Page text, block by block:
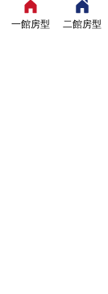
一館房型 二館房型